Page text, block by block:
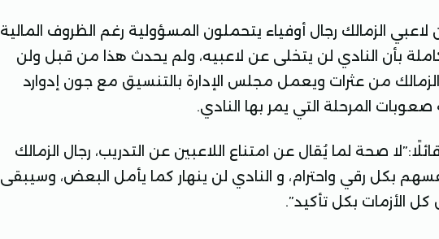
الزمالك رجال أوفياء يتحملون المسؤولية رغم الظروف المالية
كاملة بأن النادي لن يتخلى عن لاعبيه، ولم يحدث هذا من قبل ولن
من عثرات ويعمل مجلس الإدارة بالتنسيق مع جون إدوارد
صعوبات المرحلة التي يمر بها النادي.
صحة لما يُقال عن امتناع اللاعبين عن التدريب، رجال الزمالك
بكل رقي واحترام، و النادي لن ينهار كما يأمل البعض، وسيبقى
الأزمات بكل تأكيد”.